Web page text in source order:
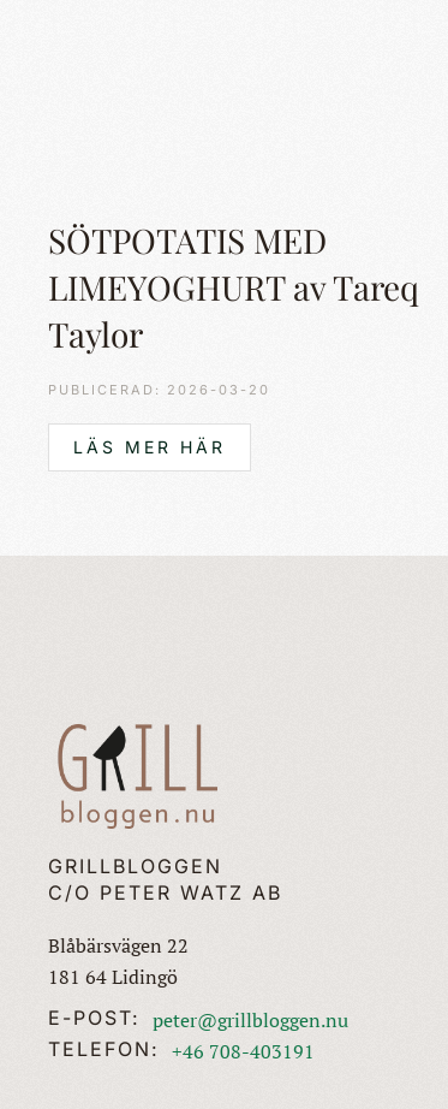
SÖTPOTATIS MED
LIMEYOGHURT av Tareq
Taylor
PUBLICERAD: 2026-03-20
LÄS MER HÄR
GRILLBLOGGEN
C/O PETER WATZ AB
Blåbärsvägen 22
181 64 Lidingö
E-POST: peter@grillbloggen.nu
TELEFON: +46 708-403191